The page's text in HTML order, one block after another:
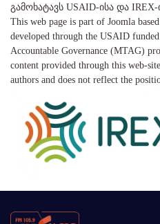
გამოხატავს USAID-ისა და IREX-
This web page is part of Joomla
developed through the USAID
Accountable Governance (MTAG)
content provided through this web-
authors and does not reflect the